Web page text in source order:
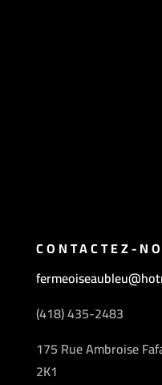
CONTACTEZ-
(418) 435-2483
175 Rue Ambroise
2K1